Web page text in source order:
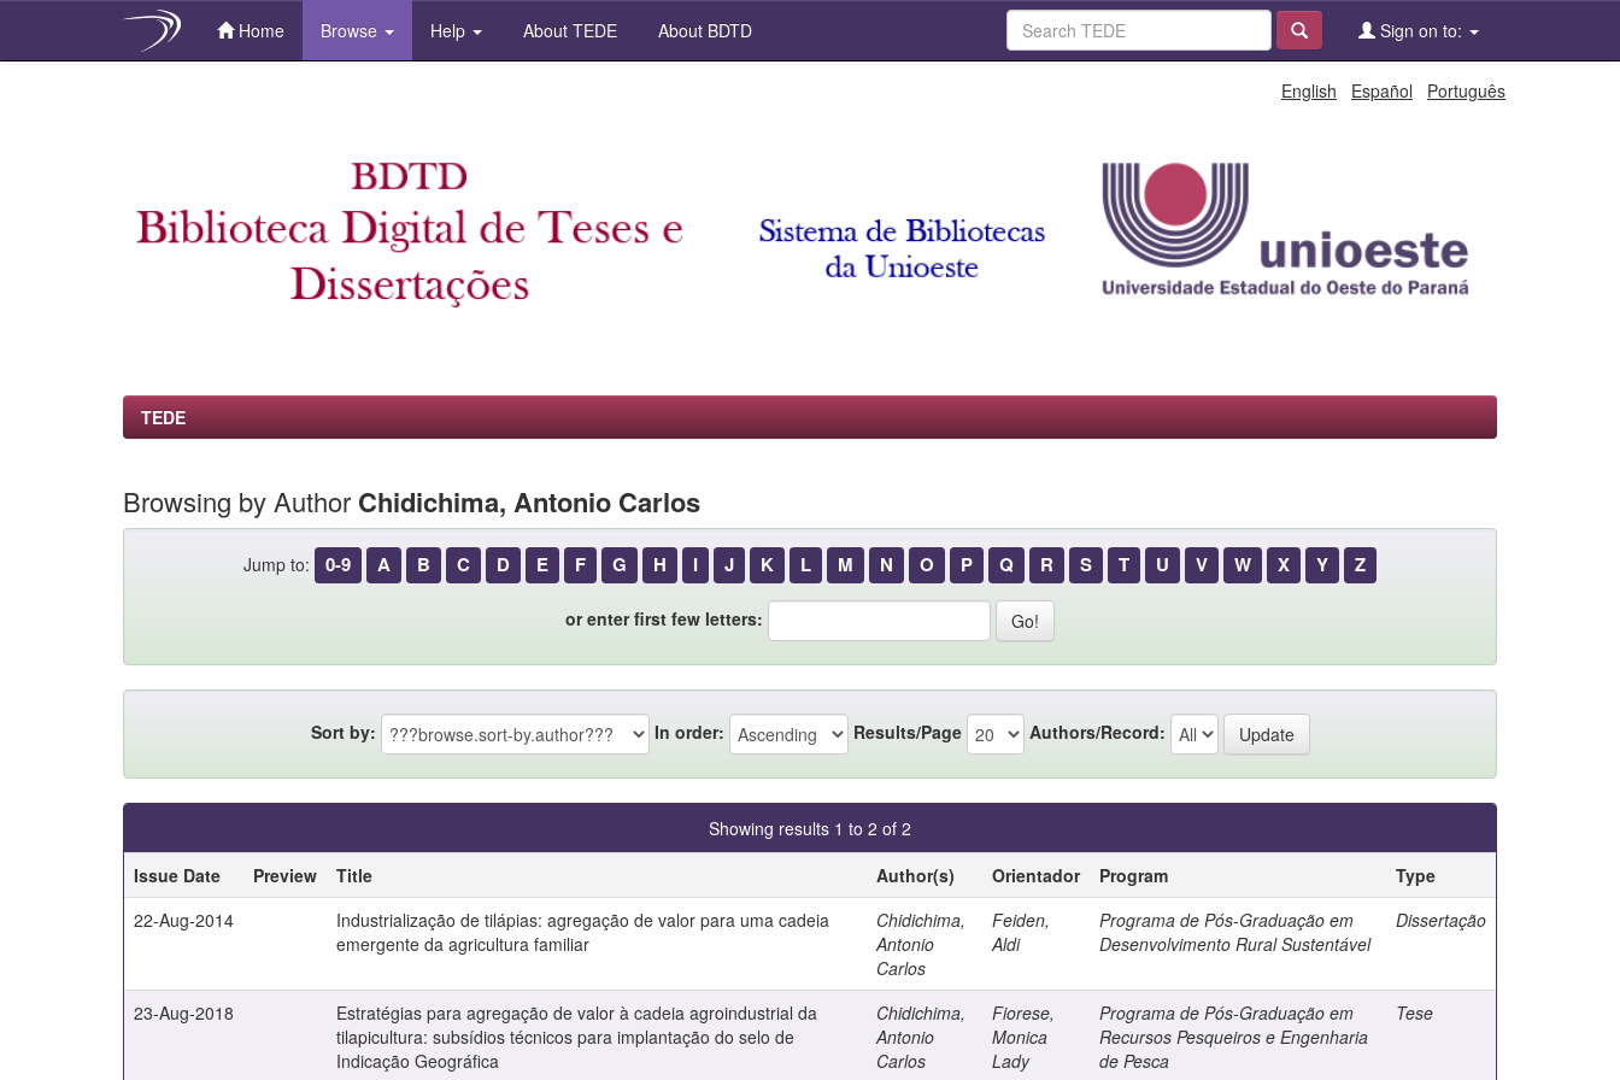
Home Browse Help About TEDE About BDTD Sign on to:
English Español Português
TEDE
Browsing by Author Chidichima, Antonio Carlos
Jump to: 0-9 A B C D E F G H I J K L M N O P Q R S T U V W X Y Z
or enter first few letters:
Sort by: In order: Results/Page Authors/Record:
Showing results 1 to 2 of 2
Issue Date
Preview Title Author(s) Orientador Program
Type
22-Aug-2014
Industrialização de tilápias: agregação de valor para uma cadeia
emergente da agricultura familiar
Chidichima,
Antonio
Carlos
Feiden,
Aldi
Programa de Pós-Graduação em
Desenvolvimento Rural Sustentável
Dissertação
23-Aug-2018
Estratégias para agregação de valor à cadeia agroindustrial da
tilapicultura: subsídios técnicos para implantação do selo de
Indicação Geográfica
Chidichima,
Antonio
Carlos
Fiorese,
Monica
Lady
Programa de Pós-Graduação em
Recursos Pesqueiros e Engenharia
de Pesca
Tese